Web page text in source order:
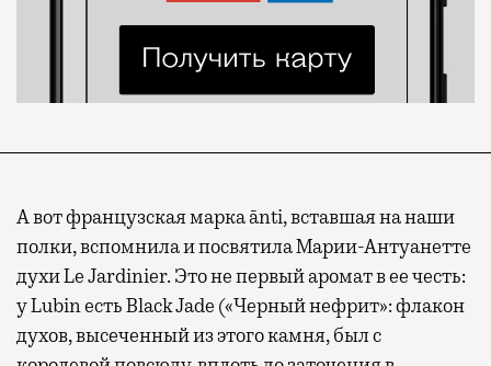
А вот французская марка ānti, вставшая на наши
полки, вспомнила и посвятила Марии-Антуанетте
духи Le Jardinier. Это не первый аромат в ее честь:
у Lubin есть Black Jade («Черный нефрит»: флакон
духов, высеченный из этого камня, был с